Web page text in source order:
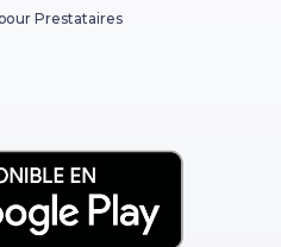
Prestataires